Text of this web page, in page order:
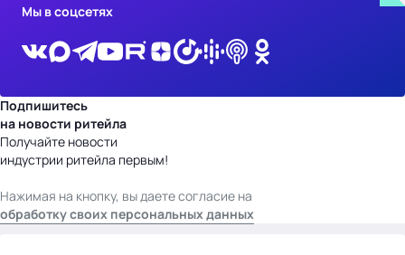
Мы в соцсетях
Подпишитесь
на новости ритейла
Получайте новости
индустрии ритейла первым!
Нажимая на кнопку, вы даете согласие на
обработку своих персональных данных